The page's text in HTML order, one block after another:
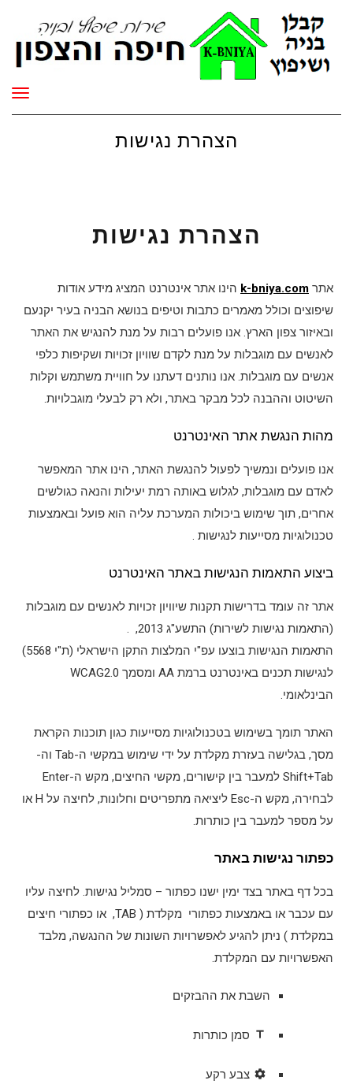
הצהרת נגישות
הצהרת נגישות
אתר k-bniya.com הינו אתר אינטרנט המציג מידע אודות
שיפוצים וכולל מאמרים כתבות וטיפים בנושא הבניה בעיר יקנעם
ובאיזור צפון הארץ. אנו פועלים רבות על מנת להנגיש את האתר
לאנשים עם מוגבלות על מנת לקדם שוויון זכויות ושקיפות כלפי
אנשים עם מוגבלות. אנו נותנים דעתנו על חוויית משתמש וקלות
השיטוט וההבנה לכל מבקר באתר, ולא רק לבעלי מוגבלויות.
מהות הנגשת אתר האינטרנט
אנו פועלים ונמשיך לפעול להנגשת האתר, הינו אתר המאפשר
לאדם עם מוגבלות, לגלוש באותה רמת יעילות והנאה כגולשים
אחרים, תוך שימוש ביכולות המערכת עליה הוא פועל ובאמצעות
טכנולוגיות מסייעות לנגישות .
ביצוע התאמות הנגישות באתר האינטרנט
אתר זה עומד בדרישות תקנות שיוויון זכויות לאנשים עם מוגבלות
(התאמות נגישות לשירות) התשע"ג 2013, .
התאמות הנגישות בוצעו עפ"י המלצות התקן הישראלי (ת"י 5568)
לנגישות תכנים באינטרנט ברמת AA ומסמך WCAG2.0
הבינלאומי.
האתר תומך בשימוש בטכנולוגיות מסייעות כגון תוכנות הקראת
מסך, בגלישה בעזרת מקלדת על ידי שימוש במקשי ה-Tab וה-
Shift+Tab למעבר בין קישורים, מקשי החיצים, מקש ה-Enter
לבחירה, מקש ה-Esc ליציאה מתפריטים וחלונות, לחיצה על H או
על מספר למעבר בין כותרות.
כפתור נגישות באתר
בכל דף באתר בצד ימין ישנו כפתור – סמליל נגישות. לחיצה עליו
עם עכבר או באמצעות כפתורי מקלדת ( TAB, או כפתורי חיצים
במקלדת ) ניתן להגיע לאפשרויות השונות של ההנגשה, מלבד
האפשרויות עם המקלדת.
השבת את ההבזקים
title סמן כותרות
settings צבע רקע